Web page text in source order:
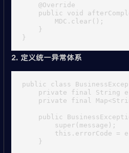
    @Override
public void
        MDC.clear();
    }
2. 定义统一异常体系
public class
private final String
private final
public
        super(message);
this.errorCode =
    }